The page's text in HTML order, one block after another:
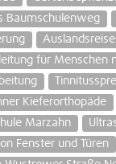
Baumschulenweg
für Menschen
Kieferorthopäde
Marzahn
Fenster und Türen